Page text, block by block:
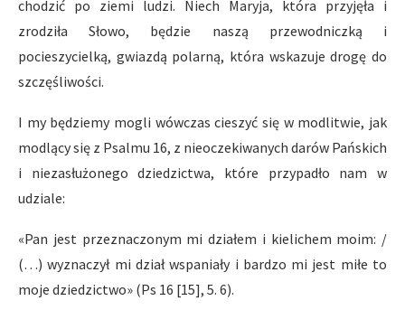
chodzić po ziemi ludzi. Niech Maryja, która przyjęła i
zrodziła Słowo, będzie naszą przewodniczką i
pocieszycielką, gwiazdą polarną, która wskazuje drogę do
szczęśliwości.
I my będziemy mogli wówczas cieszyć się w modlitwie, jak
modlący się z Psalmu 16, z nieoczekiwanych darów Pańskich
i niezasłużonego dziedzictwa, które przypadło nam w
udziale:
«Pan jest przeznaczonym mi działem i kielichem moim: /
(…) wyznaczył mi dział wspaniały i bardzo mi jest miłe to
moje dziedzictwo» (Ps 16 [15], 5. 6).